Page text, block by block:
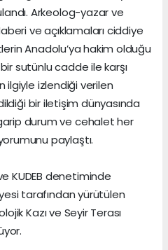
Arkeolog-yazar ve
ve açıklamaları ciddiye
Anadolu’ya hakim olduğu
sutünlu cadde ile karşı
ilgiyle izlendiği verilen
bir iletişim dünyasında
durum ve cehalet her
paylaştı.
KUDEB denetiminde
tarafından yürütülen
Kazı ve Seyir Terası